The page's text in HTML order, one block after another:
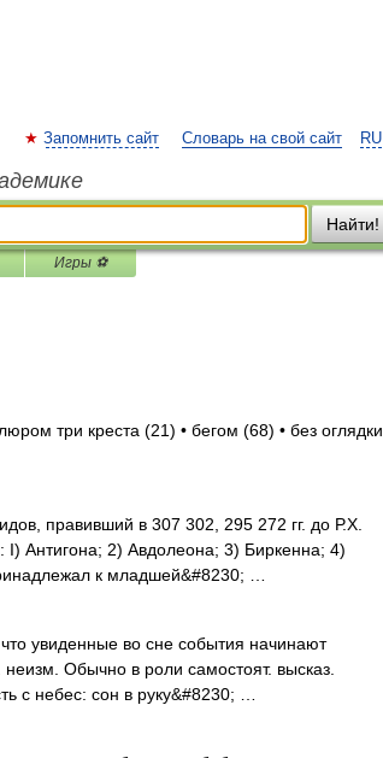
RU
Запомнить сайт Словарь на свой сайт
Найти!
Игры ⚽
три креста (21) • бегом (68) • без оглядки
правивший в 307 302, 295 272 гг. до Р.Х.
Антигона; 2) Авдолеона; 3) Биркенна; 4)
к младшей&#8230; …
увиденные во сне события начинают
Обычно в роли самостоят. высказ.
с небес: сон в руку&#8230; …